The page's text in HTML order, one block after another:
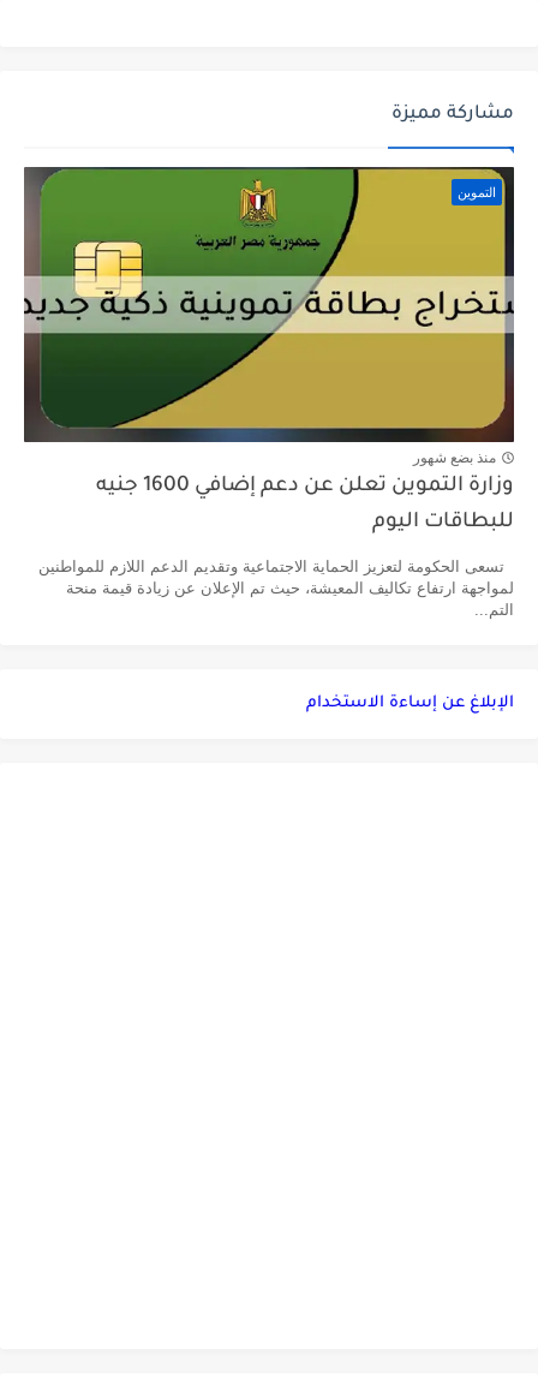
مشاركة مميزة
التموين
منذ بضع شهور
وزارة التموين تعلن عن دعم إضافي 1600 جنيه
للبطاقات اليوم
تسعى الحكومة لتعزيز الحماية الاجتماعية وتقديم الدعم اللازم للمواطنين
لمواجهة ارتفاع تكاليف المعيشة، حيث تم الإعلان عن زيادة قيمة منحة
التم...
الإبلاغ عن إساءة الاستخدام